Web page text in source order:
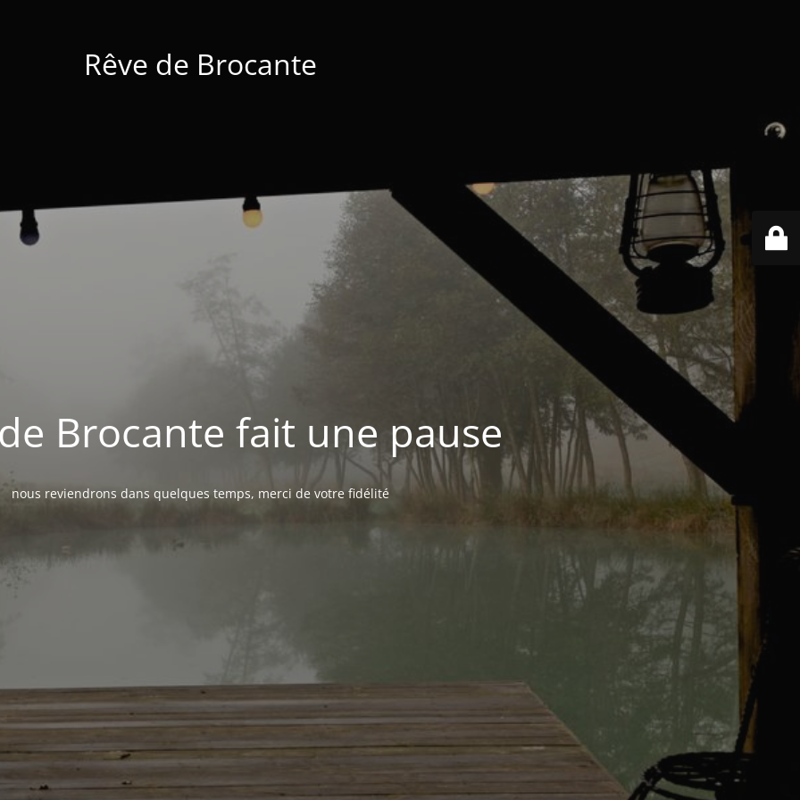
Rêve de Brocante
Brocante fait une pause
nous reviendrons dans quelques temps, merci de votre fidélité